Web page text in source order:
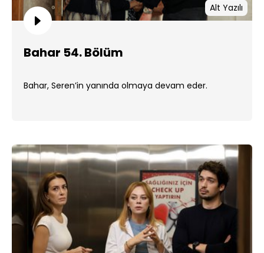
Alt Yazılı
Bahar 54. Bölüm
Bahar, Seren’in yanında olmaya devam eder.